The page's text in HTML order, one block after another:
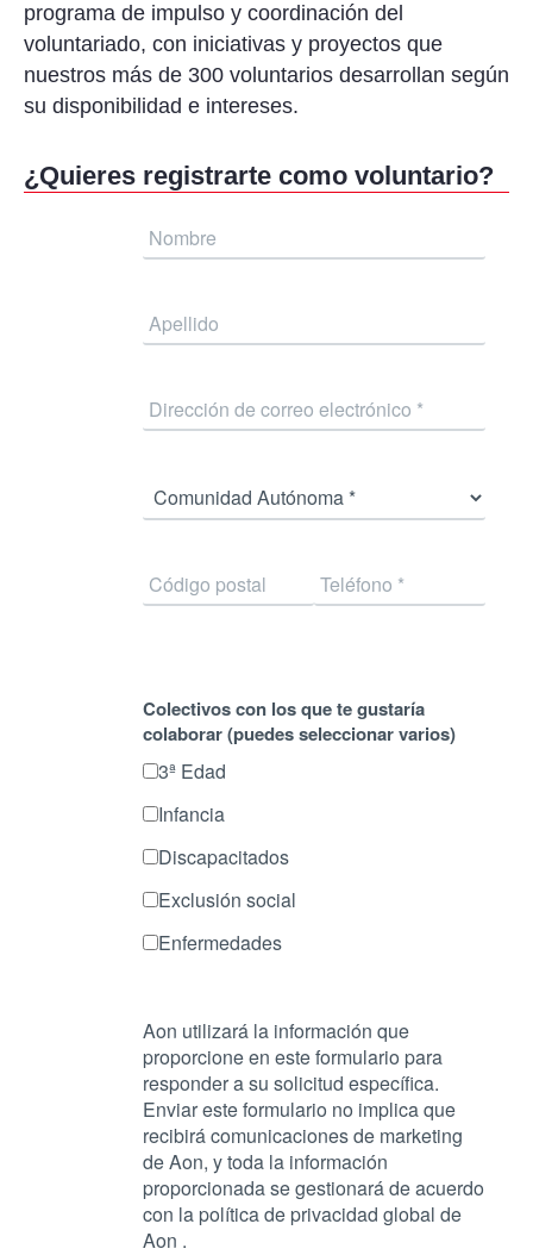
programa de impulso y coordinación del
voluntariado, con iniciativas y proyectos que
nuestros más de 300 voluntarios desarrollan según
su disponibilidad e intereses.
¿Quieres registrarte como voluntario?
Colectivos con los que te gustaría
colaborar (puedes seleccionar varios)
3ª Edad
Infancia
Discapacitados
Exclusión social
Enfermedades
Aon utilizará la información que
proporcione en este formulario para
responder a su solicitud específica.
Enviar este formulario no implica que
recibirá comunicaciones de marketing
de Aon, y toda la información
proporcionada se gestionará de acuerdo
con la política de privacidad global de
Aon .